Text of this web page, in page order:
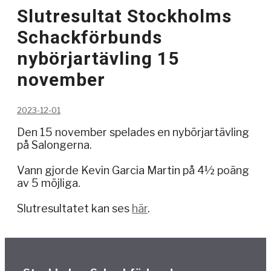
Slutresultat Stockholms
Schackförbunds
nybörjartävling 15
november
2023-12-01
Den 15 november spelades en nybörjartävling
på Salongerna.
Vann gjorde Kevin Garcia Martin på 4½ poäng
av 5 möjliga.
Slutresultatet kan ses här.